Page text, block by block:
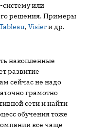
систему или
решения. Примеры
, Visierи др.
накопленные
развитие
сейчас не надо
грамотно
сети и найти
обучения тоже
всё чаще